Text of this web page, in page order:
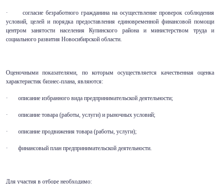
· согласие безработного гражданина на осуществление проверок соблюдения
условий, целей и порядка предоставления единовременной финансовой помощи
центром занятости населения Купинского района и министерством труда и
социального развития Новосибирской области.
Оценочными показателями, по которым осуществляется качественная оценка
характеристик бизнес-плана, являются:
· описание избранного вида предпринимательской деятельности;
· описание товара (работы, услуги) и рыночных условий;
· описание продвижения товара (работы, услуги);
· финансовый план предпринимательской деятельности.
Для участия в отборе необходимо: